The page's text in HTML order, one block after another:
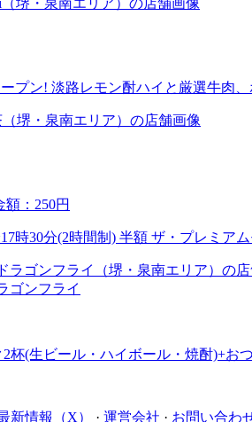
ープン! 淡路レモン酎ハイと厳選牛肉
：250円
時30分(2時間制) 半額 ザ・プレミア
ゴンフライ
2杯(生ビール・ハイボール・焼酎)+お
新情報（X） · 運営会社 · お問い合わ